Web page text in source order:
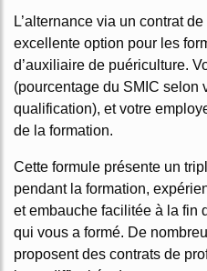
L’alternance via un contrat
excellente option pour les
d’auxiliaire de puériculture.
(pourcentage du SMIC selon
qualification), et votre
de la formation.
Cette formule présente un
pendant la formation,
et embauche facilitée à la fin
qui vous a formé. De
proposent des contrats de